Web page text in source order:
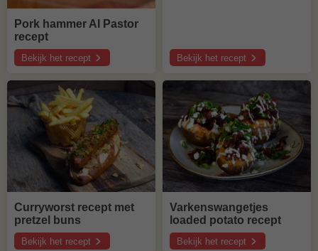
Pork hammer Al Pastor
recept
Bekijk het recept
over
hammer
Pastor
recept
Bekijk het recept
over
poppers
Curryworst recept met
pretzel buns
Bekijk het recept
over
Varkenswangetjes
loaded potato recept
Bekijk het recept
over